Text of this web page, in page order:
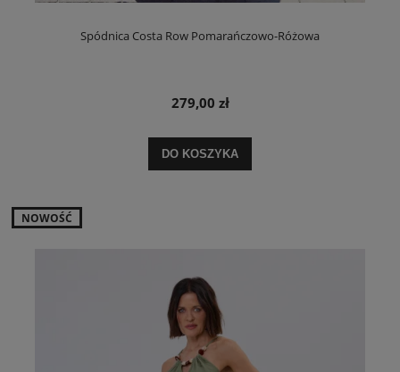
Spódnica Costa Row Pomarańczowo-Różowa
279,00 zł
DO KOSZYKA
NOWOŚĆ